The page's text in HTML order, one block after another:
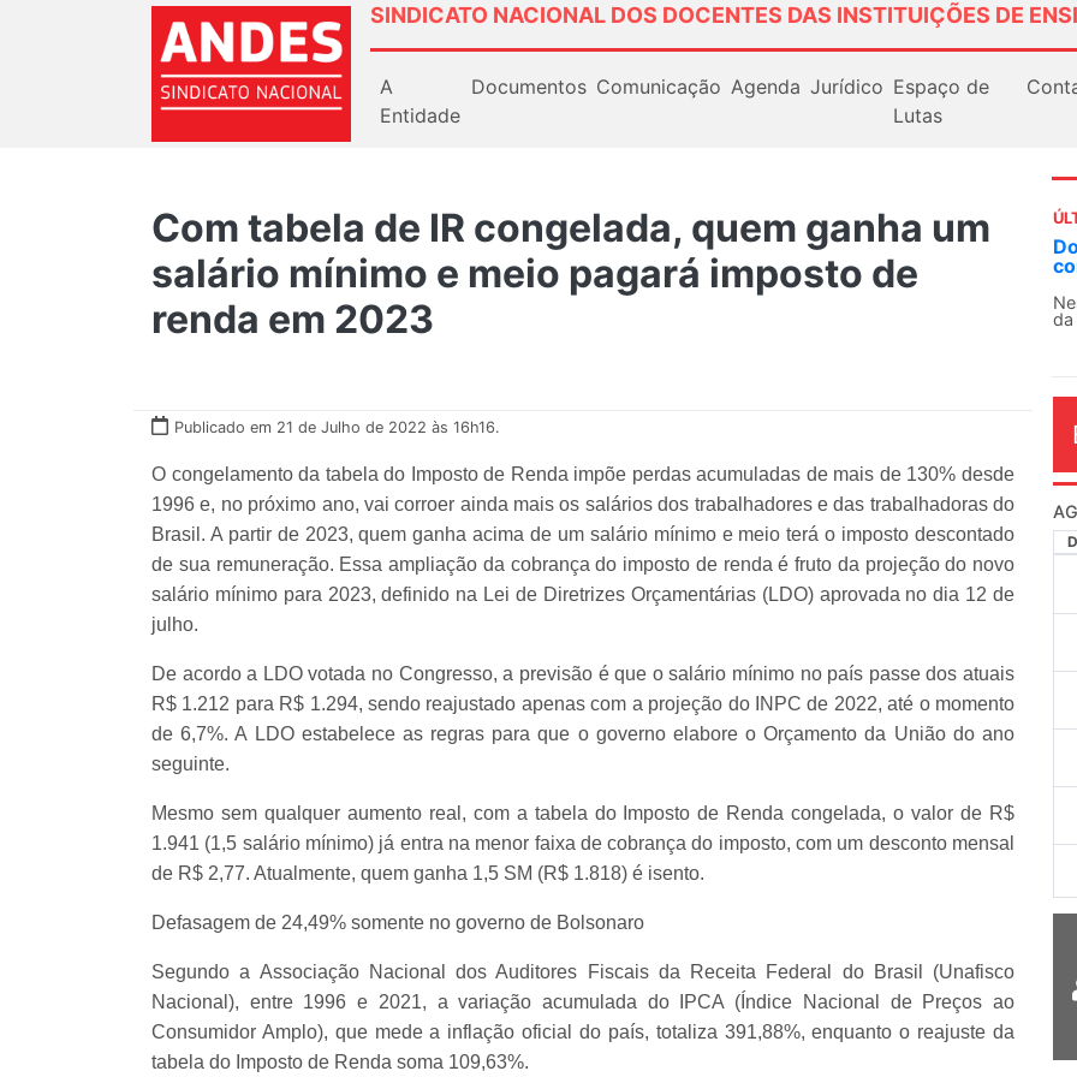
SINDICATO NACIONAL DOS DOCENTES DAS INSTITUIÇÕES DE
A
Entidade
Documentos Comunicação Agenda Jurídico Espaço de
Lutas
Com tabela de IR congelada, quem ganha um
salário mínimo e meio pagará imposto de
renda em 2023
Publicado em 21 de Julho de 2022 às 16h16.
O congelamento da tabela do Imposto de Renda impõe perdas acumuladas de mais de 130% desde
1996 e, no próximo ano, vai corroer ainda mais os salários dos trabalhadores e das trabalhadoras do
Brasil. A partir de 2023, quem ganha acima de um salário mínimo e meio terá o imposto descontado
de sua remuneração. Essa ampliação da cobrança do imposto de renda é fruto da projeção do novo
salário mínimo para 2023, definido na Lei de Diretrizes Orçamentárias (LDO) aprovada no dia 12 de
julho.
De acordo a LDO votada no Congresso, a previsão é que o salário mínimo no país passe dos atuais
R$ 1.212 para R$ 1.294, sendo reajustado apenas com a projeção do INPC de 2022, até o momento
de 6,7%. A LDO estabelece as regras para que o governo elabore o Orçamento da União do ano
seguinte.
Mesmo sem qualquer aumento real, com a tabela do Imposto de Renda congelada, o valor de R$
1.941 (1,5 salário mínimo) já entra na menor faixa de cobrança do imposto, com um desconto mensal
de R$ 2,77. Atualmente, quem ganha 1,5 SM (R$ 1.818) é isento.
Defasagem de 24,49% somente no governo de Bolsonaro
Segundo a Associação Nacional dos Auditores Fiscais da Receita Federal do Brasil (Unafisco
Nacional), entre 1996 e 2021, a variação acumulada do IPCA (Índice Nacional de Preços ao
Consumidor Amplo), que mede a inflação oficial do país, totaliza 391,88%, enquanto o reajuste da
tabela do Imposto de Renda soma 109,63%.
Docentes paralisam novamente as
contra as políticas de Milei na Argentina
Nessa segunda-feira (3), sindicatos de
da educação superior e básica da Argentina...